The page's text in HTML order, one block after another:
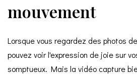
mouvement
Lorsque vous regardez des photos
pouvez voir l'expression de joie sur
somptueux. Mais la vidéo capture